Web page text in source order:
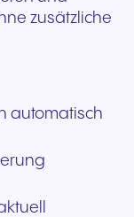
zusätzliche
automatisch